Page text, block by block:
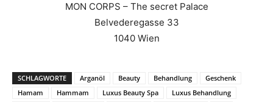
MON CORPS – The secret Palace
Belvederegasse 33
1040 Wien
SCHLAGWORTE Arganöl Beauty Behandlung
Geschenk
Hamam
Hammam Luxus Beauty Spa
Luxus Behandlung